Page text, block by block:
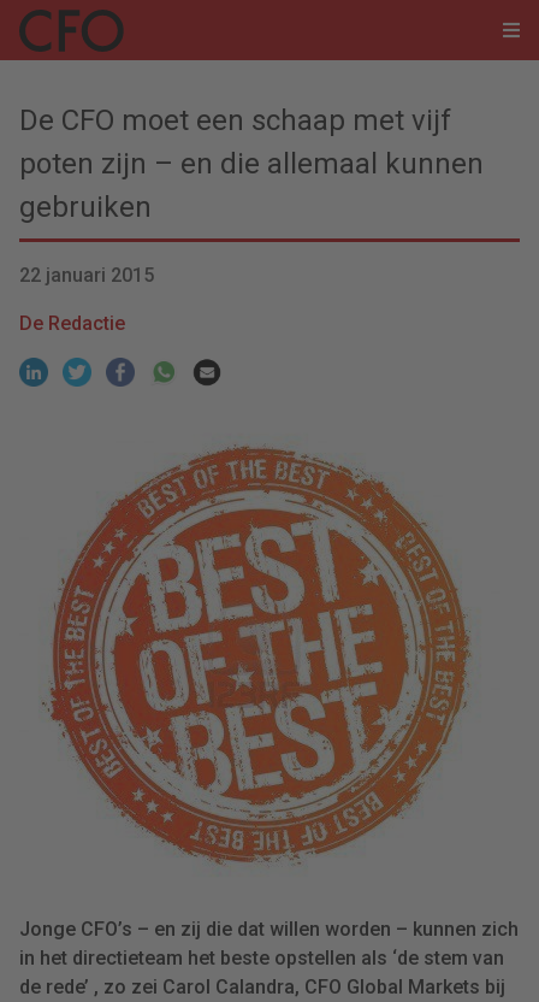
De CFO moet een schaap met vijf
poten zijn – en die allemaal kunnen
gebruiken
22 januari 2015
De Redactie
Jonge CFO’s – en zij die dat willen worden – kunnen zich
in het directieteam het beste opstellen als ‘de stem van
de rede’ , zo zei Carol Calandra, CFO Global Markets bij